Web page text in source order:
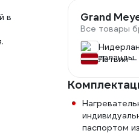
в
Grand
Все товары
Латвия —
паспортом